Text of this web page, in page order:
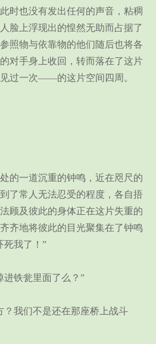
时也没有发出任何的声音，粘稠
脸上浮现出的惶然无助而占据了
照物与依靠物的他们随后也将各
对手身上收回，转而落在了这片
过一次——的这片空间四周。
一道沉重的钟鸣，近在咫尺的
了常人无法忍受的程度，各自捂
顾及彼此的身体正在这片失重的
齐地将彼此的目光聚集在了钟鸣
死我了！”
铁瓮里面了么？”
我们不是还在那座桥上战斗